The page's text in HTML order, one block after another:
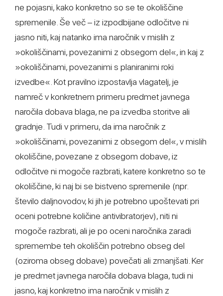
ne pojasni, kako konkretno so se te okoliščine
spremenile. Še več – iz izpodbijane odločitve ni
jasno niti, kaj natanko ima naročnik v mislih z
»okoliščinami, povezanimi z obsegom del«, in kaj z
»okoliščinami, povezanimi s planiranimi roki
izvedbe«. Kot pravilno izpostavlja vlagatelj, je
namreč v konkretnem primeru predmet javnega
naročila dobava blaga, ne pa izvedba storitve ali
gradnje. Tudi v primeru, da ima naročnik z
»okoliščinami, povezanimi z obsegom del«, v mislih
okoliščine, povezane z obsegom dobave, iz
odločitve ni mogoče razbrati, katere konkretno so te
okoliščine, ki naj bi se bistveno spremenile (npr.
število daljnovodov, ki jih je potrebno upoštevati pri
oceni potrebne količine antivibratorjev), niti ni
mogoče razbrati, ali je po oceni naročnika zaradi
spremembe teh okoliščin potrebno obseg del
(oziroma obseg dobave) povečati ali zmanjšati. Ker
je predmet javnega naročila dobava blaga, tudi ni
jasno, kaj konkretno ima naročnik v mislih z